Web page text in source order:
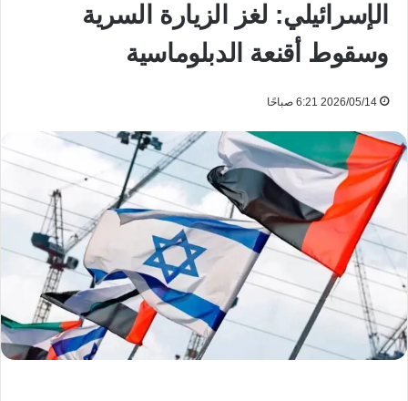
الإسرائيلي: لغز الزيارة السرية
وسقوط أقنعة الدبلوماسية
2026/05/14 6:21 صباحًا